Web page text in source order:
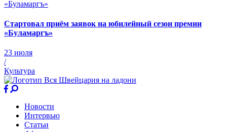
Стартовал приём заявок на юбилейный сезон премии
«Буламаргъ»
23 июля
/
Культура
Новости
Интервью
Статьи